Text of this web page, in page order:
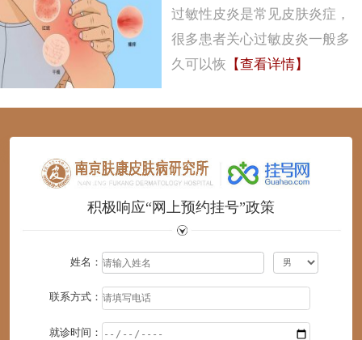
过敏性皮炎是常见皮肤炎症，
很多患者关心过敏皮炎一般多
久可以恢 【查看详情】
123456
积极响应“网上预约挂号”政策
姓名：
联系方式：
就诊时间：